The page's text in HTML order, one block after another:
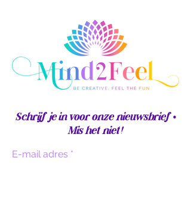
Schrijf je in voor onze nieuwsbrief •
Mis het niet!
E-mail adres